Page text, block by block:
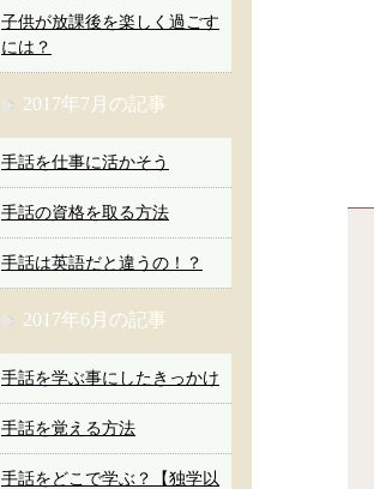
子供が放課後を楽しく過ごす
には？
2017年7月の記事
手話を仕事に活かそう
手話の資格を取る方法
手話は英語だと違うの！？
2017年6月の記事
手話を学ぶ事にしたきっかけ
手話を覚える方法
手話をどこで学ぶ？【独学以